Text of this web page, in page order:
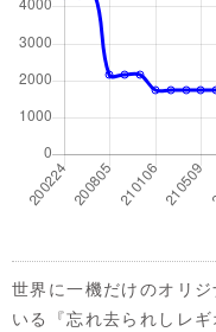
世界に一機だけのオリ
いる『忘れ去られしレ